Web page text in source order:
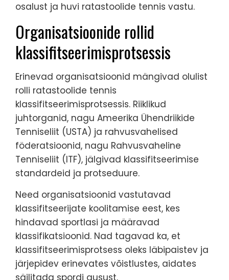
osalust ja huvi ratastoolide tennis vastu.
Organisatsioonide rollid
klassifitseerimisprotsessis
Erinevad organisatsioonid mängivad olulist
rolli ratastoolide tennis
klassifitseerimisprotsessis. Riiklikud
juhtorganid, nagu Ameerika Ühendriikide
Tenniseliit (USTA) ja rahvusvahelised
föderatsioonid, nagu Rahvusvaheline
Tenniseliit (ITF), jälgivad klassifitseerimise
standardeid ja protseduure.
Need organisatsioonid vastutavad
klassifitseerijate koolitamise eest, kes
hindavad sportlasi ja määravad
klassifikatsioonid. Nad tagavad ka, et
klassifitseerimisprotsess oleks läbipaistev ja
järjepidev erinevates võistlustes, aidates
säilitada spordi ausust.